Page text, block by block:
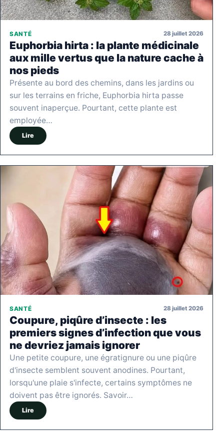
SANTÉ 28 juillet 2026
Euphorbia hirta : la plante médicinale
aux mille vertus que la nature cache à
nos pieds
Présente au bord des chemins, dans les jardins ou
sur les terrains en friche, Euphorbia hirta passe
souvent inaperçue. Pourtant, cette plante est
employée…
Lire
SANTÉ 28 juillet 2026
Coupure, piqûre d’insecte : les
premiers signes d’infection que vous
ne devriez jamais ignorer
Une petite coupure, une égratignure ou une piqûre
d'insecte semblent souvent anodines. Pourtant,
lorsqu'une plaie s'infecte, certains symptômes ne
doivent pas être ignorés. Savoir…
Lire